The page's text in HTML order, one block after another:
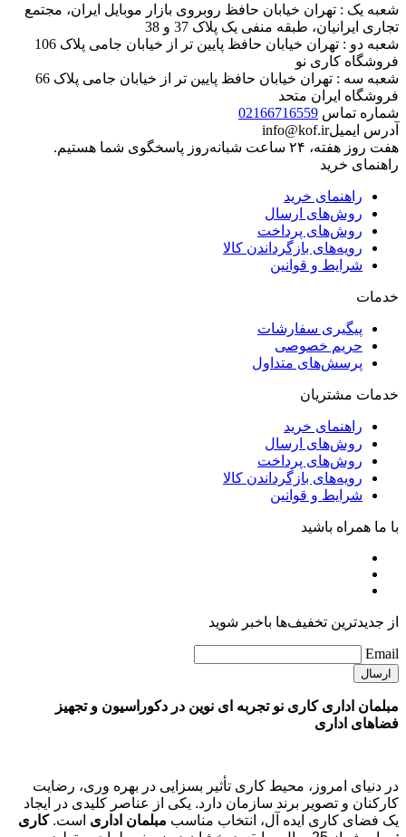
شعبه یک : تهران خیابان حافظ روبروی بازار موبایل ایران، مجتمع
تجاری ایرانیان، طبقه منفی یک پلاک 37 و 38
شعبه دو : تهران خیابان حافظ پایین تر از خیابان جامی پلاک 106
فروشگاه کاری نو
شعبه سه : تهران خیابان حافظ پایین تر از خیابان جامی پلاک 66
فروشگاه ایران متحد
شماره تماس 02166716559
آدرس ایمیلinfo@kof.ir
هفت روز هفته، ۲۴ ساعت شبانه‌روز پاسخگوی شما هستیم.
راهنمای خرید
راهنمای خرید
روش‌های ارسال
روش‌های پرداخت
رویه‌های بازگرداندن کالا
شرایط و قوانین
خدمات
پیگیری سفارشات
حریم خصوصی
پرسش‌های متداول
خدمات مشتریان
راهنمای خرید
روش‌های ارسال
روش‌های پرداخت
رویه‌های بازگرداندن کالا
شرایط و قوانین
با ما همراه باشید
از جدیدترین تخفیف‌ها باخبر شوید
Email
مبلمان اداری کاری نو تجربه ای نوین در دکوراسیون و تجهیز
فضاهای اداری
در دنیای امروز، محیط کاری تأثیر بسزایی در بهره وری، رضایت
کارکنان و تصویر برند سازمان دارد. یکی از عناصر کلیدی در ایجاد
یک فضای کاری ایده آل، انتخاب مناسب مبلمان اداری است.کاری